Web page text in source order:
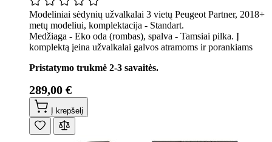
Modeliniai sėdynių užvalkalai 3 vietų Peugeot Partner, 2018+
metų modeliui, komplektacija - Standart.
Medžiaga - Eko oda (rombas), spalva - Tamsiai pilka. Į
komplektą įeina užvalkalai galvos atramoms ir porankiams
Pristatymo trukmė 2-3 savaitės.
289,00 €
Į krepšelį